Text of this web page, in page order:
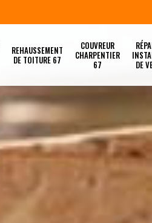
REHAUSSEMENT
DE TOITURE 67
COUVREUR
CHARPENTIER
67
DE